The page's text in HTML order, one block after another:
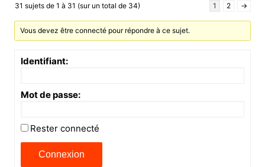
31 sujets de 1 à 31 (sur un total de 34) 1 2 →
Vous devez être connecté pour répondre à ce sujet.
Identifiant:
Mot de passe:
Rester connecté
Connexion